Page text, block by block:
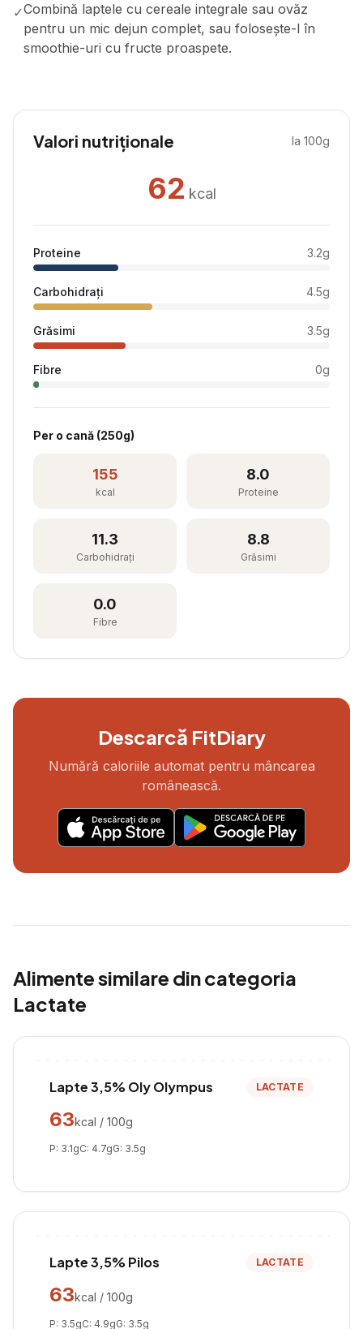
✓Combină laptele cu cereale integrale sau ovăz
pentru un mic dejun complet, sau folosește-l în
smoothie-uri cu fructe proaspete.
Valori nutriționale la 100g
62 kcal
Proteine 3.2g
Carbohidrați 4.5g
Grăsimi 3.5g
Fibre 0g
Per o cană (250g)
155
kcal
8.0
Proteine
11.3
Carbohidrați
8.8
Grăsimi
0.0
Fibre
Descarcă FitDiary
Numără caloriile automat pentru mâncarea
românească.
Alimente similare din categoria
Lactate
Lapte 3,5% Oly Olympus LACTATE
63kcal / 100g
P: 3.1gC: 4.7gG: 3.5g
Lapte 3,5% Pilos LACTATE
63kcal / 100g
P: 3.5gC: 4.9gG: 3.5g